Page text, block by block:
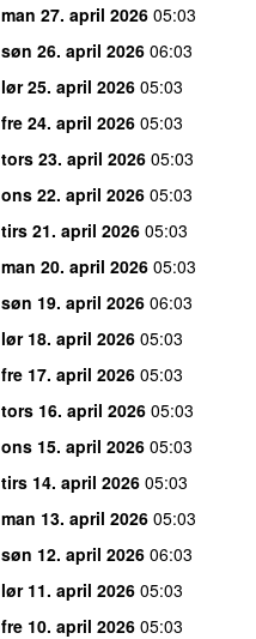
man 27. april 2026 05:03
søn 26. april 2026 06:03
lør 25. april 2026 05:03
fre 24. april 2026 05:03
tors 23. april 2026 05:03
ons 22. april 2026 05:03
tirs 21. april 2026 05:03
man 20. april 2026 05:03
søn 19. april 2026 06:03
lør 18. april 2026 05:03
fre 17. april 2026 05:03
tors 16. april 2026 05:03
ons 15. april 2026 05:03
tirs 14. april 2026 05:03
man 13. april 2026 05:03
søn 12. april 2026 06:03
lør 11. april 2026 05:03
fre 10. april 2026 05:03